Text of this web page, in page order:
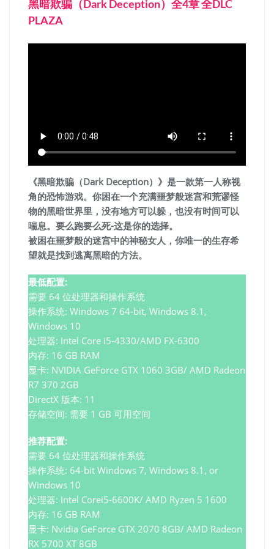
黑暗欺骗（Dark Deception）全4章 全DLC
PLAZA
《黑暗欺骗（Dark Deception）》是一款第一人称视
角的恐怖游戏。你困在一个充满噩梦般迷宫和荒谬怪
物的黑暗世界里，没有地方可以躲，也没有时间可以
喘息。要么跑要么死-这是你的选择。
被困在噩梦般的迷宫中的神秘女人，你唯一的生存希
望就是找到逃离黑暗的方法。
最低配置:
需要 64 位处理器和操作系统
操作系统: Windows 7 64-bit, Windows 8.1,
Windows 10
处理器: Intel Core i5-4330/AMD FX-6300
内存: 16 GB RAM
显卡: NVIDIA GeForce GTX 1060 3GB/ AMD Radeon
R7 370 2GB
DirectX 版本: 11
存储空间: 需要 1 GB 可用空间
推荐配置:
需要 64 位处理器和操作系统
操作系统: 64-bit Windows 7, Windows 8.1, or
Windows 10
处理器: Intel Corei5-6600K/ AMD Ryzen 5 1600
内存: 16 GB RAM
显卡: Nvidia GeForce GTX 2070 8GB/ AMD Radeon
RX 5700 XT 8GB